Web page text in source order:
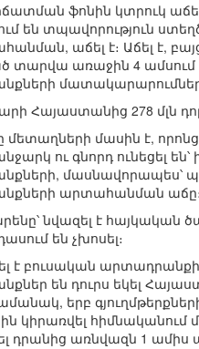
ֆոնին կտրուկ
են տպավորություն
աճել է։ Աճել է,
տարվա առաջին 4 ամսում
մատակարարումները
Հայաստանից 278 մլն
մետաղների մասին է, որոնց
ու գնորդ ունեցել
մասնավորապես՝
արտահանման աճը։
նվազել է հայկական
են չխոսել։
է բուսական
են դուրս եկել
երբ
կիրառվել
դրանից առնվազն 1 ամիս